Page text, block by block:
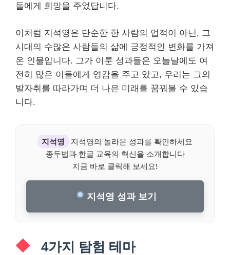
들에게 희망을 주었답니다.
이처럼 지석영은 단순한 한 사람의 업적이 아닌, 그
시대의 수많은 사람들의 삶에 긍정적인 변화를 가져
온 인물입니다. 그가 이룬 성과들은 오늘날에도 여
전히 많은 이들에게 영감을 주고 있고, 우리는 그의
발자취를 따라가며 더 나은 미래를 꿈꿔볼 수 있습
니다.
지석영
지석영의 놀라운 성과를 확인하세요
종두법과 한글 교육의 혁신을 소개합니다
지금 바로 클릭해 보세요!
지석영 성과 보기
4가지 탐험 테마